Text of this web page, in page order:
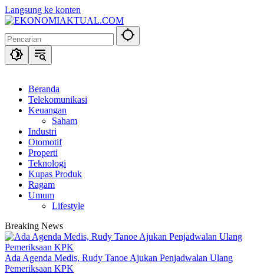
Langsung ke konten
Beranda
Telekomunikasi
Keuangan
Saham
Industri
Otomotif
Properti
Teknologi
Kupas Produk
Ragam
Umum
Lifestyle
Breaking News
Ada Agenda Medis, Rudy Tanoe Ajukan Penjadwalan Ulang
Pemeriksaan KPK